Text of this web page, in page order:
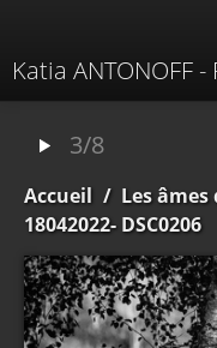
Katia ANTONOFF
À propos
Contacter
3/8
Accueil / Les
18042022- DSC0206